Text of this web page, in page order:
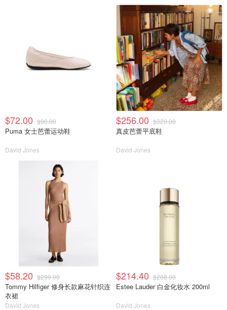
$72.00 $90.00
Puma 女士芭蕾运动鞋
David Jones
$256.00 $320.00
真皮芭蕾平底鞋
David Jones
$58.20 $299.00
Tommy Hilfiger 修身长款麻花针织连
衣裙
David Jones
$214.40 $268.00
Estee Lauder 白金化妆水 200ml
David Jones